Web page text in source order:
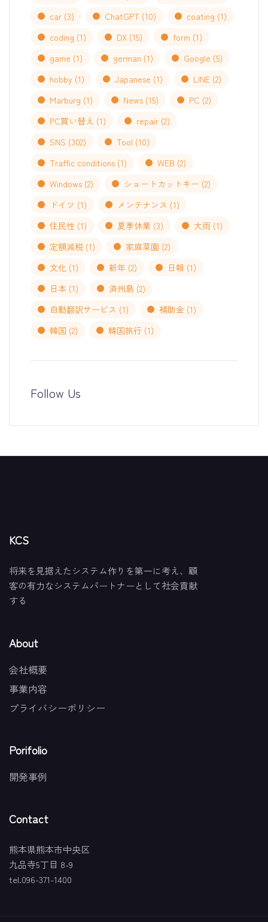
car (3) ChatGPT (10) coating (1)
coding (1) DX (15) form (1)
game (1) german (1) Google (5)
hobby (1) Japanese (1) LINE (2)
Marburg (1) News (15) PC (2)
PC買い替え (1) repair (2)
SNS (302) Tool (10)
Traffic conditions (1) WEB (2)
Windows (2) ショートカットキー (2)
ドイツ (1) メンテナンス (1)
住民性 (1) 夏季休業 (3) 大雨 (1)
定額減税 (1) 家庭菜園 (2)
文化 (1) 新年 (2) 日報 (1)
日本 (1) 済州島 (2)
自動翻訳サービス (1) 補助金 (1)
韓国 (2) 韓国旅行 (1)
Follow Us
KCS
将来を見据えたシステム作りを第一に考え、顧
客の有力なシステムパートナーとして社会貢献
する
About
会社概要
事業内容
プライバシーポリシー
Porifolio
開発事例
Contact
熊本県熊本市中央区
九品寺5丁目 8-9
tel.096-371-1400